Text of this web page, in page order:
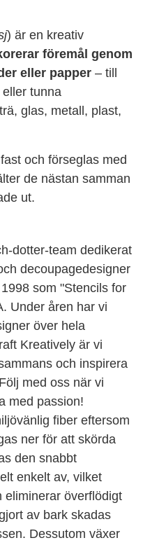
) är en kreativ
föremål genom
eller papper – till
tunna
glas, metall, plast,
och förseglas med
de nästan samman
ut.
dotter-team dedikerat
decoupagedesigner
som "Stencils for
Under åren har vi
över hela
Kreatively är vi
och inspirera
med oss när vi
med passion!
fiber eftersom
ner för att skörda
den snabbt
enkelt av, vilket
eliminerar överflödigt
av bark skadas
Dessutom växer